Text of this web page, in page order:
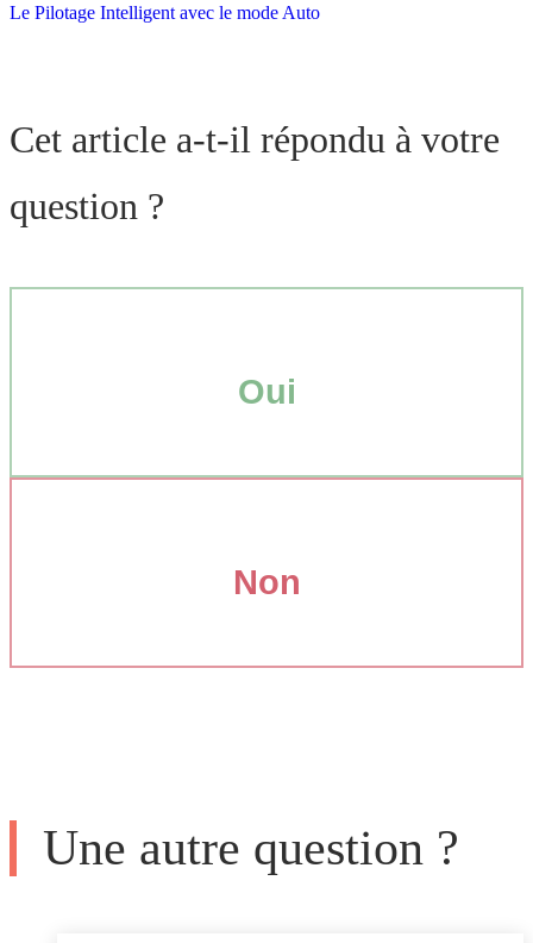
Le Pilotage Intelligent avec le mode Auto
Cet article a-t-il répondu à votre
question ?
Oui
Non
Une autre question ?